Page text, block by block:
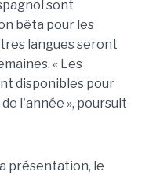
sont
bêta pour les
langues seront
« Les
disponibles pour
l'année », poursuit
présentation, le